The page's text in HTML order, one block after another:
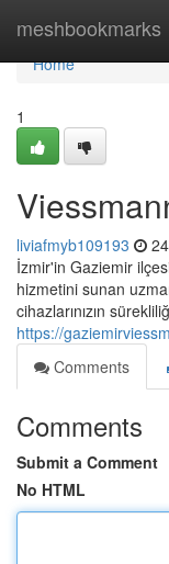
meshbookmarks
Home
Home
1
liviafmyb109193
İzmir'in Gaziemir
hizmetini sunan
cihazlarınızın
https://
Comments
Comments
Submit a Comment
No HTML